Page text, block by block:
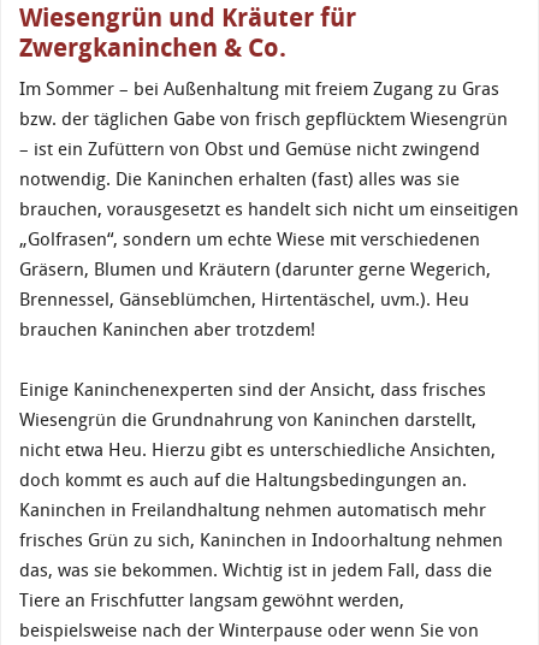
Wiesengrün und Kräuter für
Zwergkaninchen & Co.
Im Sommer – bei Außenhaltung mit freiem Zugang zu Gras
bzw. der täglichen Gabe von frisch gepflücktem Wiesengrün
– ist ein Zufüttern von Obst und Gemüse nicht zwingend
notwendig. Die Kaninchen erhalten (fast) alles was sie
brauchen, vorausgesetzt es handelt sich nicht um einseitigen
„Golfrasen“, sondern um echte Wiese mit verschiedenen
Gräsern, Blumen und Kräutern (darunter gerne Wegerich,
Brennessel, Gänseblümchen, Hirtentäschel, uvm.). Heu
brauchen Kaninchen aber trotzdem!
Einige Kaninchenexperten sind der Ansicht, dass frisches
Wiesengrün die Grundnahrung von Kaninchen darstellt,
nicht etwa Heu. Hierzu gibt es unterschiedliche Ansichten,
doch kommt es auch auf die Haltungsbedingungen an.
Kaninchen in Freilandhaltung nehmen automatisch mehr
frisches Grün zu sich, Kaninchen in Indoorhaltung nehmen
das, was sie bekommen. Wichtig ist in jedem Fall, dass die
Tiere an Frischfutter langsam gewöhnt werden,
beispielsweise nach der Winterpause oder wenn Sie von